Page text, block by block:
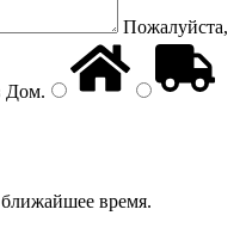
Пожалуйста,
Дом.
время.